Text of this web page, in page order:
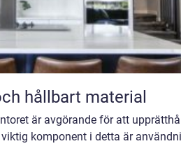
hållbart material
är avgörande för att
komponent i detta är